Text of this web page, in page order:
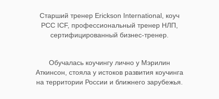
Старший тренер Erickson International, коуч
PCC ICF, профессиональный тренер НЛП,
сертифицированный бизнес-тренер.
Обучалась коучингу лично у Мэрилин
Аткинсон, стояла у истоков развития коучинга
на территории России и ближнего зарубежья.